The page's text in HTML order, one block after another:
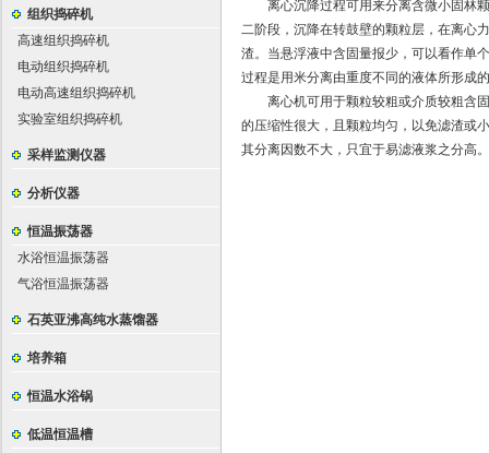
组织捣碎机
高速组织捣碎机
电动组织捣碎机
电动高速组织捣碎机
实验室组织捣碎机
采样监测仪器
分析仪器
恒温振荡器
水浴恒温振荡器
气浴恒温振荡器
石英亚沸高纯水蒸馏器
培养箱
恒温水浴锅
低温恒温槽
离心沉降过程可用来分离含微小固林颗
二阶段，沉降在转鼓壁的颗粒层，在离心
渣。当悬浮液中含固量报少，可以看作单
过程是用米分离由重度不同的液体所形成
离心机可用于颗粒较粗或介质较粗含固
的压缩性很大，且颗粒均匀，以免滤渣或
其分离因数不大，只宜于易滤液浆之分高